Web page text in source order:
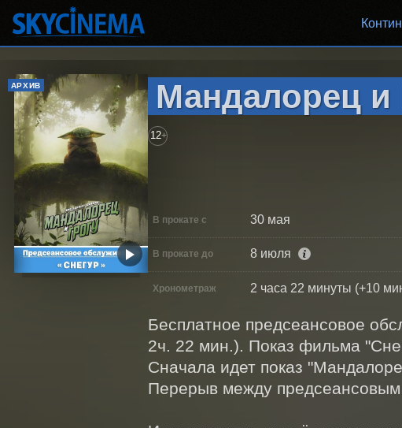
АРХИВ Мандалорец и
12+
В прокате с 30 мая
В прокате до 8 июля
Хронометраж 2 часа 22 минуты (+10
Бесплатное предсеансовое
2ч. 22 мин.). Показ фильма
Сначала идет показ
Перерыв между